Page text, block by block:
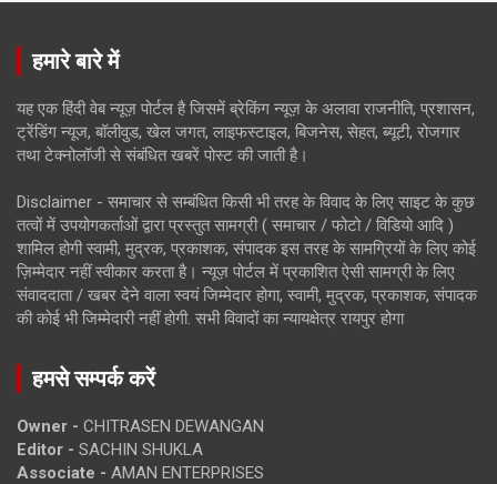
हमारे बारे में
यह एक हिंदी वेब न्यूज़ पोर्टल है जिसमें ब्रेकिंग न्यूज़ के अलावा राजनीति, प्रशासन,
ट्रेंडिंग न्यूज, बॉलीवुड, खेल जगत, लाइफस्टाइल, बिजनेस, सेहत, ब्यूटी, रोजगार
तथा टेक्नोलॉजी से संबंधित खबरें पोस्ट की जाती है।
Disclaimer - समाचार से सम्बंधित किसी भी तरह के विवाद के लिए साइट के कुछ
तत्वों में उपयोगकर्ताओं द्वारा प्रस्तुत सामग्री ( समाचार / फोटो / विडियो आदि )
शामिल होगी स्वामी, मुद्रक, प्रकाशक, संपादक इस तरह के सामग्रियों के लिए कोई
ज़िम्मेदार नहीं स्वीकार करता है। न्यूज़ पोर्टल में प्रकाशित ऐसी सामग्री के लिए
संवाददाता / खबर देने वाला स्वयं जिम्मेदार होगा, स्वामी, मुद्रक, प्रकाशक, संपादक
की कोई भी जिम्मेदारी नहीं होगी. सभी विवादों का न्यायक्षेत्र रायपुर होगा
हमसे सम्पर्क करें
Owner - CHITRASEN DEWANGAN
Editor - SACHIN SHUKLA
Associate - AMAN ENTERPRISES